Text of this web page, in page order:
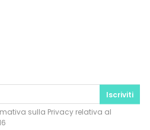
Iscriviti
sulla Privacyrelativa al